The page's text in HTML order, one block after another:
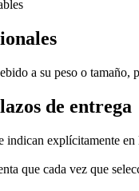
a su peso o tamaño,
de entrega
indican explícitamente
que cada vez que